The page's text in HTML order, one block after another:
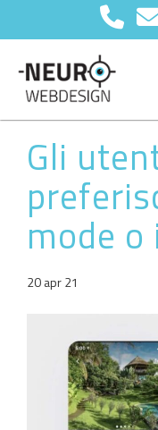
Gli
mode
20 apr 21